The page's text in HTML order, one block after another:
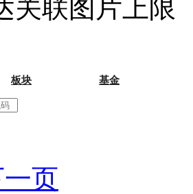
关联图片上限
板块 基金
页